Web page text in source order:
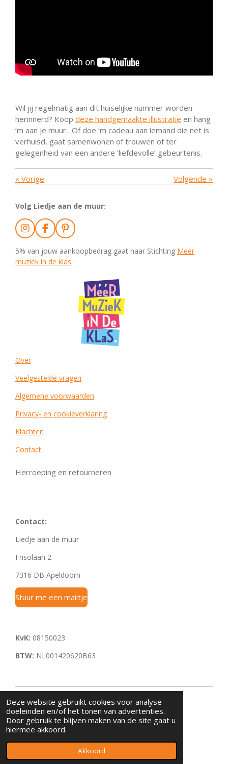
Deze website gebruikt cookies voor analyse-
doeleinden en/of het tonen van advertenties.
Door gebruik te blijven maken van de site gaat u
hiermee akkoord.
Akkoord
Wil jij regelmatig aan dit huiselijke nummer worden
herinnerd? Koop deze handgemaakte illustratie en hang
‘m aan je muur. Of doe ‘m cadeau aan iemand die net is
verhuisd, gaat samenwonen of trouwen of ter
gelegenheid van een andere ‘liefdevolle’ gebeurtenis.
« Vorige Volgende »
Volg Liedje aan de muur:
I
n
s
t
F
a
c
e
P
i
n
t
5% van jouw aankoopbedrag gaat naar Stichting Meer
muziek in de klas.
Over
Veelgestelde vragen
Algemene voorwaarden
Privacy- en cookieverklaring
Klachten
Contact
Herroeping en retourneren
Contact:
Liedje aan de muur
Frisolaan 2
7316 DB Apeldoorn
Stuur me een mailtje
KvK: 08150023
BTW: NL001420620B63
© 2023 - 2026 Liedje aan de muur